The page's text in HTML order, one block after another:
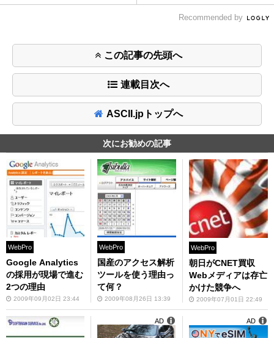
Recommended by
この記事の先頭へ
連載目次へ
ASCII.jpトップへ
次にお勧めの記事
WebPro
Google Analytics
の採用が現場で進む
2つの理由
2009年09月02日 23:44
WebPro
国産のアクセス解析
ツールを使う理由っ
て何？
2009年08月26日 13:39
WebPro
朝日がCNET買収
Webメディアは存亡
かけた競争へ
2009年07月01日 22:49
AD AD